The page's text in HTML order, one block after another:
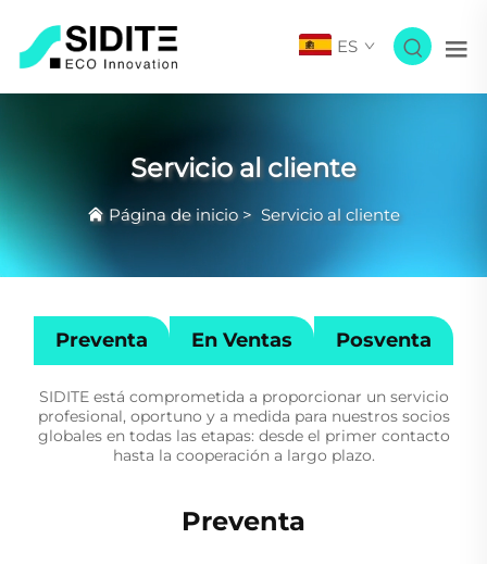
ES
Servicio al cliente
Página de inicio > Servicio al cliente
Preventa En Ventas Posventa
SIDITE está comprometida a proporcionar un servicio
profesional, oportuno y a medida para nuestros socios
globales en todas las etapas: desde el primer contacto
hasta la cooperación a largo plazo.
Preventa